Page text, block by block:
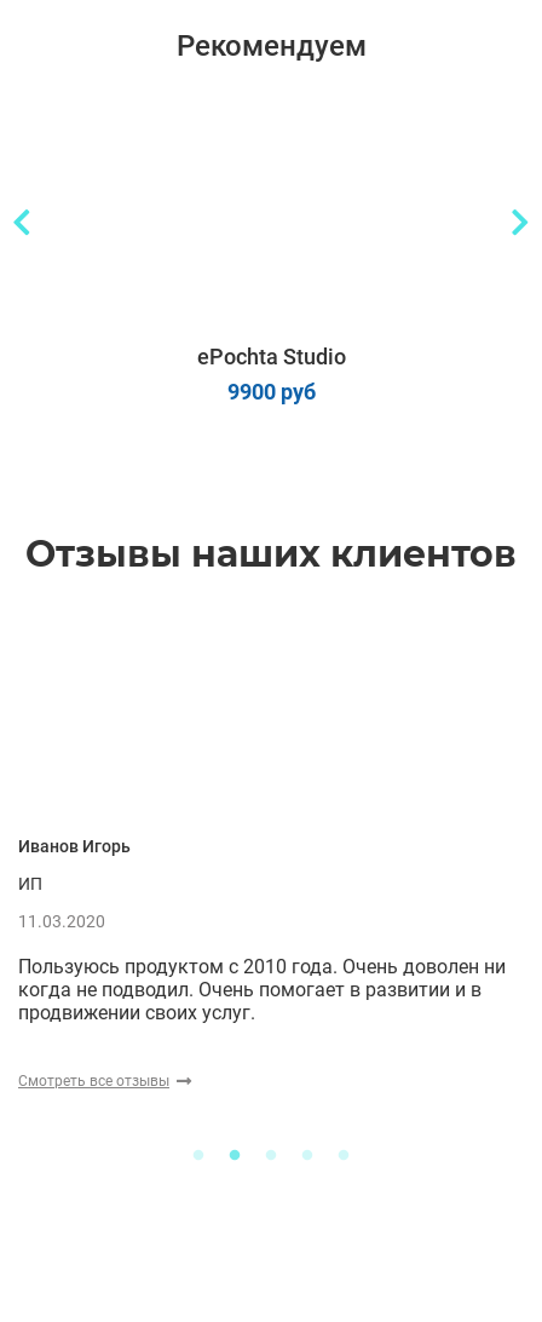
Рекомендуем
ePochta Studio
9900 руб
Отзывы наших клиентов
Иванов Игорь
ИП
11.03.2020
Смотреть все отзывы
Пользуюсь продуктом с 2010 года. Очень доволен ни
когда не подводил. Очень помогает в развитии и в
продвижении своих услуг.